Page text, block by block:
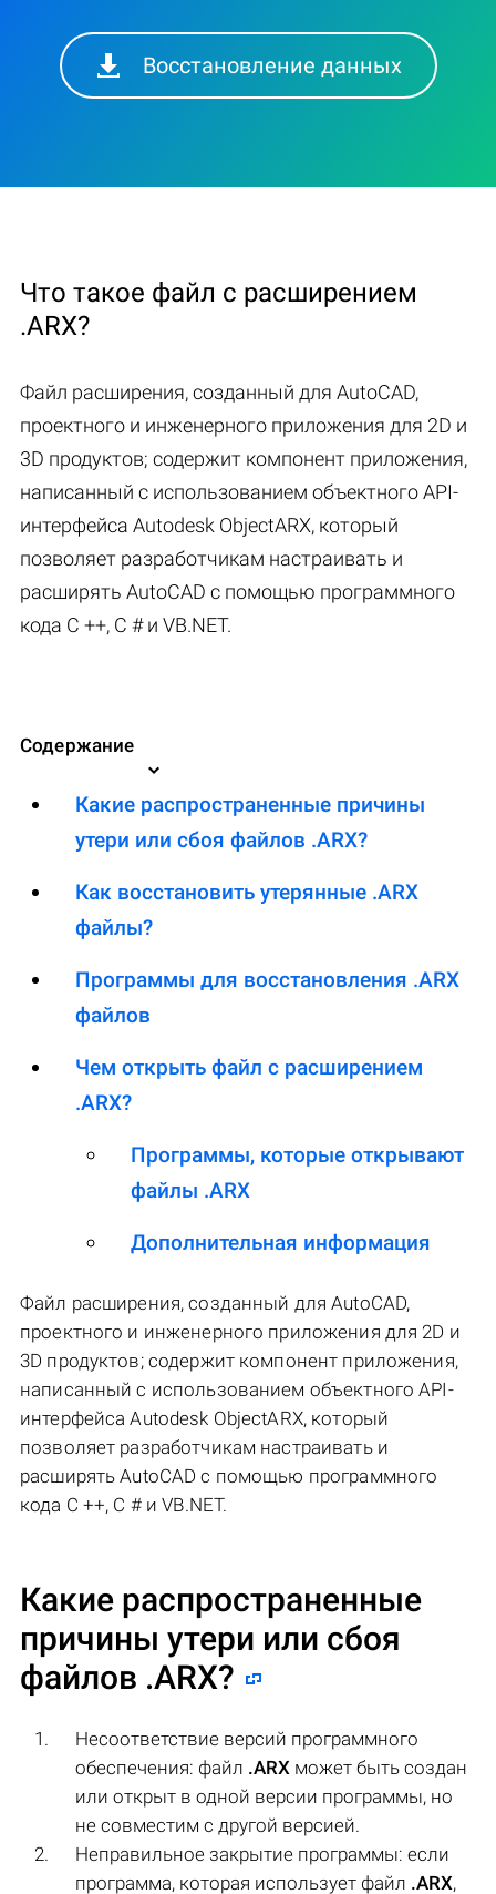
Восстановление данных
Что такое файл с расширением
.ARX?
Файл расширения, созданный для AutoCAD,
проектного и инженерного приложения для 2D и
3D продуктов; содержит компонент приложения,
написанный с использованием объектного API-
интерфейса Autodesk ObjectARX, который
позволяет разработчикам настраивать и
расширять AutoCAD с помощью программного
кода C ++, C # и VB.NET.
Содержание
Какие распространенные причины
утери или сбоя файлов .ARX?
Как восстановить утерянные .ARX
файлы?
Программы для восстановления .ARX
файлов
Чем открыть файл с расширением
.ARX?
Программы, которые открывают
файлы .ARX
Дополнительная информация
Файл расширения, созданный для AutoCAD,
проектного и инженерного приложения для 2D и
3D продуктов; содержит компонент приложения,
написанный с использованием объектного API-
интерфейса Autodesk ObjectARX, который
позволяет разработчикам настраивать и
расширять AutoCAD с помощью программного
кода C ++, C # и VB.NET.
Какие распространенные
причины утери или сбоя
файлов .ARX?
Несоответствие версий программного
обеспечения: файл .ARX может быть создан
или открыт в одной версии программы, но
не совместим с другой версией.
Неправильное закрытие программы: если
программа, которая использует файл .ARX,